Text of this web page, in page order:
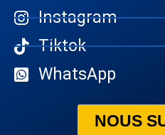
Instagram
Tiktok
WhatsApp
NOUS